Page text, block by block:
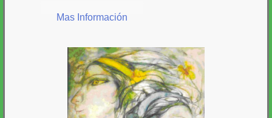
Mas Información